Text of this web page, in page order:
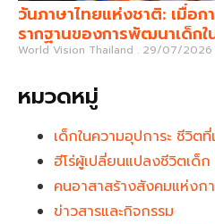
วันภาษาไทยแห่งชาติ: เมื่อ
รากฐานของการพัฒนาเด็ก
World Vision Thailand 29/07/2026
หมวดหมู่
เด็กในความอุปการะ ชีวิต
ฮีโร่ผู้เปลี่ยนแปลงชีวิตเด็ก
คนอาสาสร้างสังคมแห่งก
ข่าวสารและกิจกรรม